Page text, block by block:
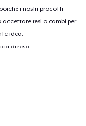
i nostri prodotti
accettare resi o cambi per
idea.
di reso.